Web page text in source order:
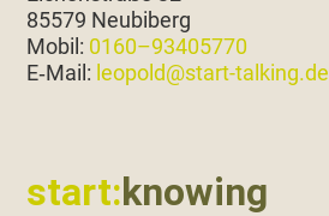
85579 Neubiberg
Mobil: 0160–93405770
E‑Mail: leopold@start-talking.de
start:knowing